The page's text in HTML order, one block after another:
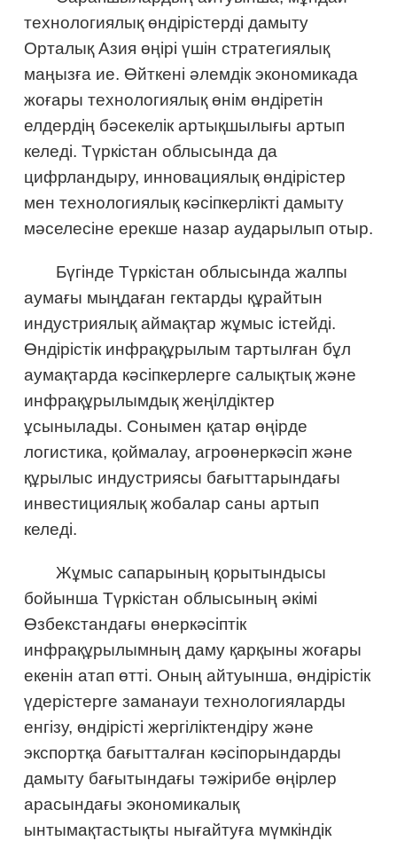
технологиялық өндірістерді дамыту
Орталық Азия өңірі үшін стратегиялық
маңызға ие. Өйткені әлемдік экономикада
жоғары технологиялық өнім өндіретін
елдердің бәсекелік артықшылығы артып
келеді. Түркістан облысында да
цифрландыру, инновациялық өндірістер
мен технологиялық кәсіпкерлікті дамыту
мәселесіне ерекше назар аударылып отыр.
Бүгінде Түркістан облысында жалпы
аумағы мыңдаған гектарды құрайтын
индустриялық аймақтар жұмыс істейді.
Өндірістік инфрақұрылым тартылған бұл
аумақтарда кәсіпкерлерге салықтық және
инфрақұрылымдық жеңілдіктер
ұсынылады. Сонымен қатар өңірде
логистика, қоймалау, агроөнеркәсіп және
құрылыс индустриясы бағыттарындағы
инвестициялық жобалар саны артып
келеді.
Жұмыс сапарының қорытындысы
бойынша Түркістан облысының әкімі
Өзбекстандағы өнеркәсіптік
инфрақұрылымның даму қарқыны жоғары
екенін атап өтті. Оның айтуынша, өндірістік
үдерістерге заманауи технологияларды
енгізу, өндірісті жергіліктендіру және
экспортқа бағытталған кәсіпорындарды
дамыту бағытындағы тәжірибе өңірлер
арасындағы экономикалық
ынтымақтастықты нығайтуға мүмкіндік